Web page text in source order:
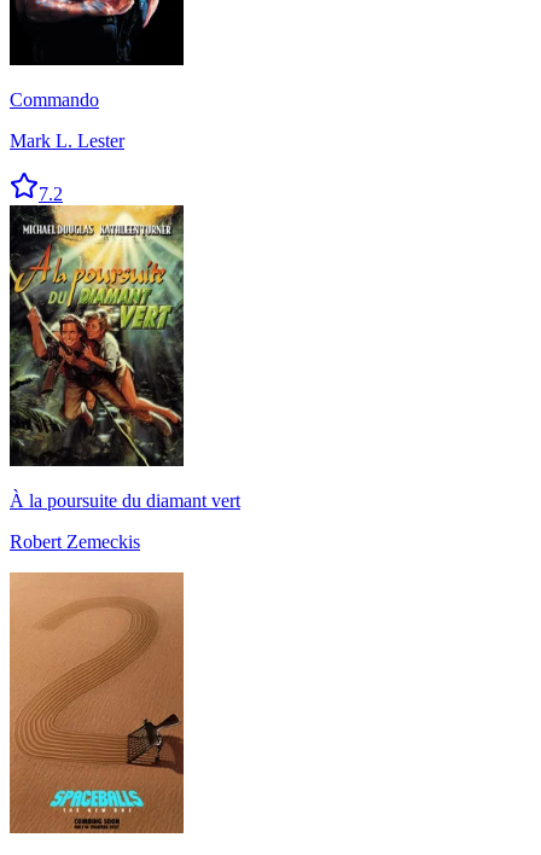
Commando
Mark L. Lester
7.2
À la poursuite du diamant vert
Robert Zemeckis